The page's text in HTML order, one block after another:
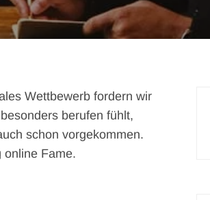
Wettbewerb fordern wir
berufen fühlt,
schon vorgekommen.
online Fame.